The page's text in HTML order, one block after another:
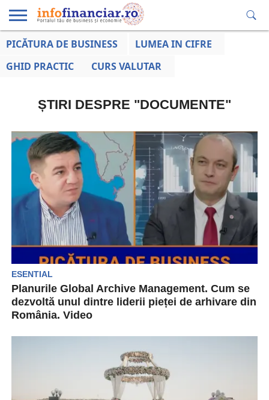
EDUCAȚIE
LA ZI
AFACERILOR
PICĂTURA DE BUSINESS
LUMEA IN CIFRE
GHID PRACTIC
CURS VALUTAR
ȘTIRI DESPRE "DOCUMENTE"
ESENTIAL
Planurile Global Archive Management. Cum se
dezvoltă unul dintre liderii pieței de arhivare din
România. Video